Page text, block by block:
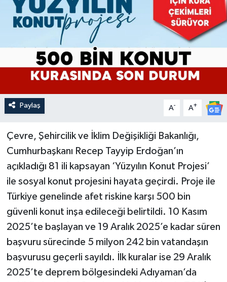
Paylaş A- A+
Çevre, Şehircilik ve İklim Değişikliği Bakanlığı,
Cumhurbaşkanı Recep Tayyip Erdoğan’ın
açıkladığı 81 ili kapsayan ‘Yüzyılın Konut Projesi’
ile sosyal konut projesini hayata geçirdi. Proje ile
Türkiye genelinde afet riskine karşı 500 bin
güvenli konut inşa edileceği belirtildi. 10 Kasım
2025’te başlayan ve 19 Aralık 2025’e kadar süren
başvuru sürecinde 5 milyon 242 bin vatandaşın
başvurusu geçerli sayıldı. İlk kuralar ise 29 Aralık
2025’te deprem bölgesindeki Adıyaman’da